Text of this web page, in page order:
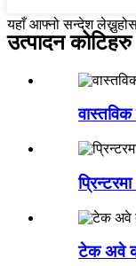
यहाँ आफ्नो सन्देश
उत्पादन कोटिहरु
टेक अवे